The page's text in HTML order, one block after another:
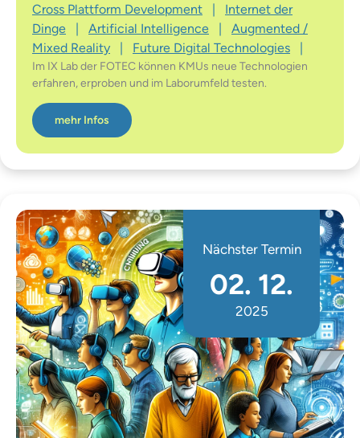
Cross Plattform Development | Internet der
Dinge | Artificial Intelligence | Augmented /
Mixed Reality | Future Digital Technologies |
Im IX Lab der FOTEC können KMUs neue Technologien
erfahren, erproben und im Laborumfeld testen.
mehr Infos
Nächster Termin
02. 12.
2025